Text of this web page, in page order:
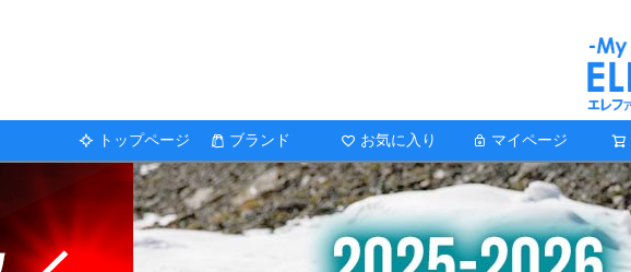
トップページ ブランド お気に入り マイページ